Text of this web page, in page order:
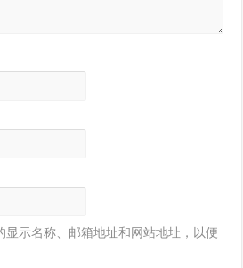
显示名称、邮箱地址和网站地址，以便